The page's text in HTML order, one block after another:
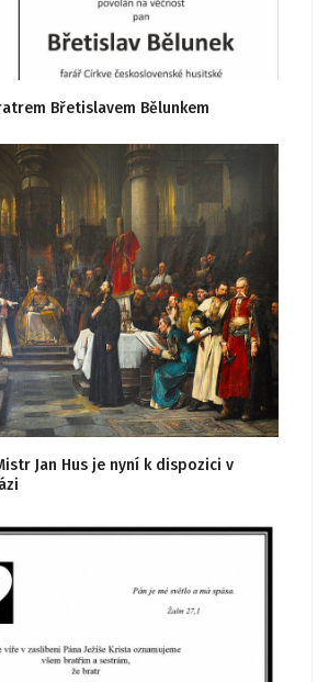
Břetislavem Bělunkem
Jan Hus je nyní k dispozici v